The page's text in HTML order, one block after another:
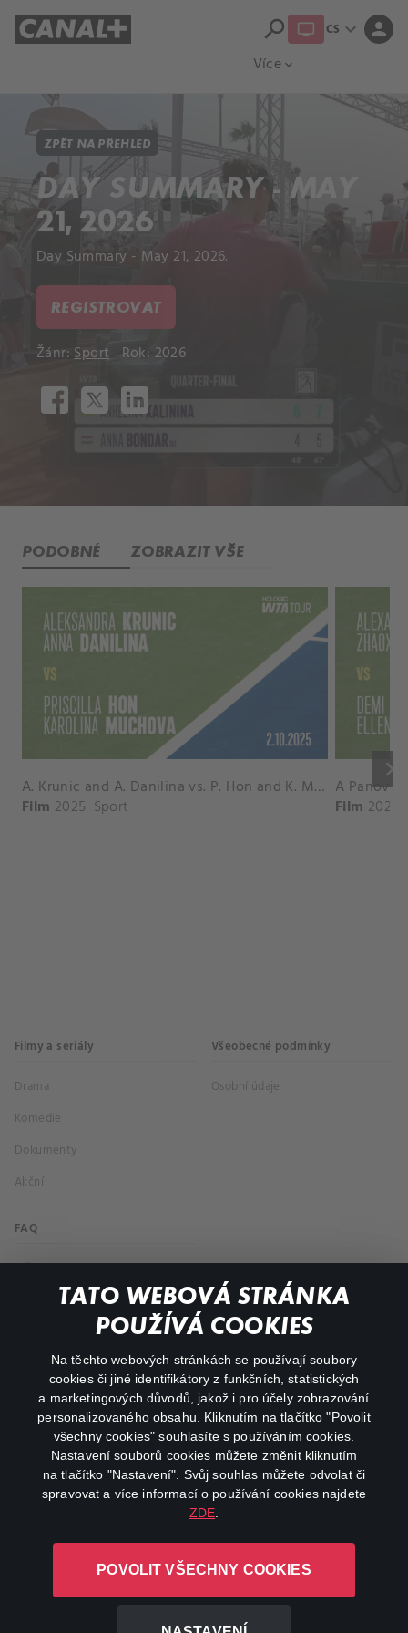
TATO WEBOVÁ STRÁNKA
POUŽÍVÁ COOKIES
Na těchto webových stránkách se používají soubory
cookies či jiné identifikátory z funkčních, statistických
a marketingových důvodů, jakož i pro účely zobrazování
personalizovaného obsahu. Kliknutím na tlačítko "Povolit
všechny cookies" souhlasíte s používáním cookies.
Nastavení souborů cookies můžete změnit kliknutím
na tlačítko "Nastavení". Svůj souhlas můžete odvolat či
spravovat a více informací o používání cookies najdete
ZDE
POVOLIT VŠECHNY COOKIES
Více expand_more
search CS expand_more person
ZPĚT NA PŘEHLED
DAY SUMMARY - MAY
21, 2026
Day Summary - May 21, 2026.
REGISTROVAT
Žánr:Sport Rok: 2026
PODOBNÉ ZOBRAZIT VŠE
keyboard_arrow_right
A. Krunic and A. Danilina vs. P. Hon and K. Muchova Match Highlights - BEIJING_Capital Group Diamond ( October 02, 2025)
Film 2025 Sport Film 2026
Filmy a seriály
Drama
Komedie
Dokumenty
Akční
Všeobecné podmínky
Osobní údaje
FAQ
Můj účet
Důležité odkazy
facebookinstagram
youtube
L-1246 Luxembourg R.C.S.